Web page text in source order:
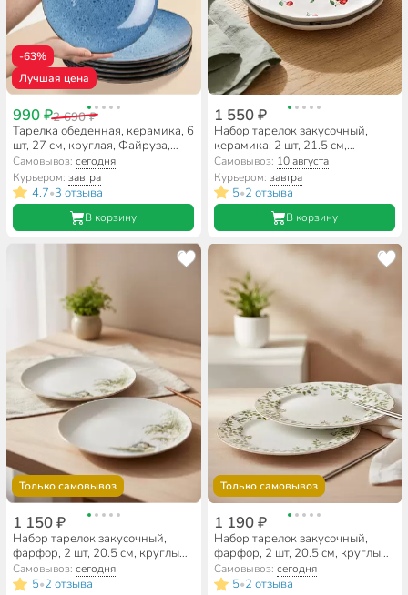
-63%
Лучшая цена
990 ₽2 690 ₽
Тарелка обеденная, керамика, 6
шт, 27 см, круглая, Файруза,
Daniks
Самовывоз:сегодня
Курьером:завтра
4.7•3 отзыва
В корзину
1 550 ₽
Набор тарелок закусочный,
керамика, 2 шт, 21.5 см,
круглый, Cherry, Lefard, 358-
2344
Самовывоз: 10 августа
Курьером: завтра
5•2 отзыва
В корзину
Только самовывоз
1 150 ₽
Набор тарелок закусочный,
фарфор, 2 шт, 20.5 см, круглый,
Березки, Lefard, 85-2014,
белый
Самовывоз:сегодня
5•2 отзыва
Только самовывоз
1 190 ₽
Набор тарелок закусочный,
фарфор, 2 шт, 20.5 см, круглый,
Березки, Lefard, 85-2012,
белый
Самовывоз: сегодня
5•2 отзыва